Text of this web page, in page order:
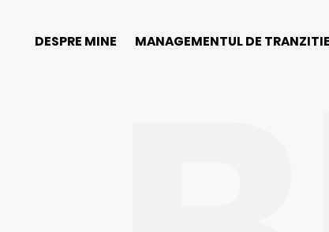
DESPRE MINE MANAGEMENTUL DE TRANZITIE